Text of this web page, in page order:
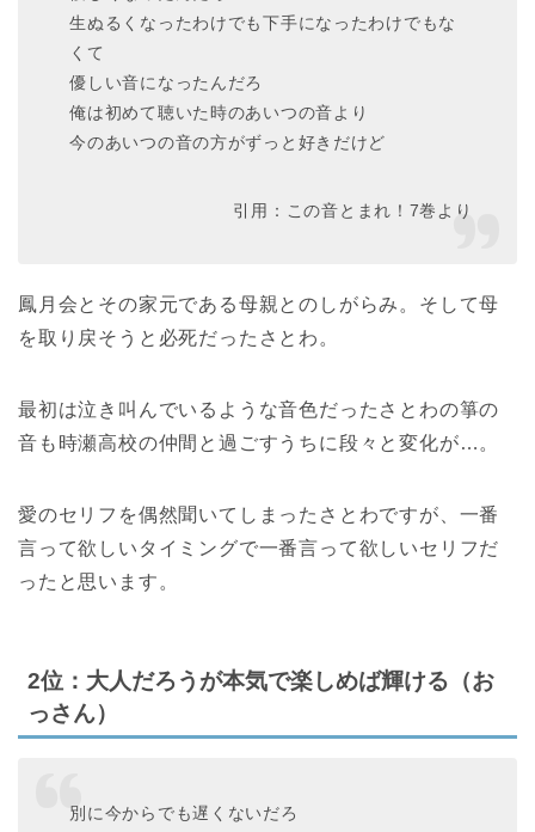
生ぬるくなったわけでも下手になったわけでもな
くて
優しい音になったんだろ
俺は初めて聴いた時のあいつの音より
今のあいつの音の方がずっと好きだけど
引用：この音とまれ！7巻より
鳳月会とその家元である母親とのしがらみ。そして母
を取り戻そうと必死だったさとわ。
最初は泣き叫んでいるような音色だったさとわの箏の
音も時瀬高校の仲間と過ごすうちに段々と変化が…。
愛のセリフを偶然聞いてしまったさとわですが、一番
言って欲しいタイミングで一番言って欲しいセリフだ
ったと思います。
2位：大人だろうが本気で楽しめば輝ける（お
っさん）
別に今からでも遅くないだろ